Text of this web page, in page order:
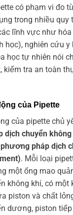
có phạm vi đo
trong nhiều quy
lĩnh vực như
học), nghiên cứu y
học tự nhiên nói
kiểm tra an toàn
của Pipette
của pipette chủ
dịch chuyển
phương pháp dịch
. Mỗi loại
một ống mao
không khí, có một
piston và chất
dương, piston